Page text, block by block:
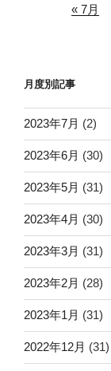
« 7月
月度別記事
2023年7月 (2)
2023年6月 (30)
2023年5月 (31)
2023年4月 (30)
2023年3月 (31)
2023年2月 (28)
2023年1月 (31)
2022年12月 (31)